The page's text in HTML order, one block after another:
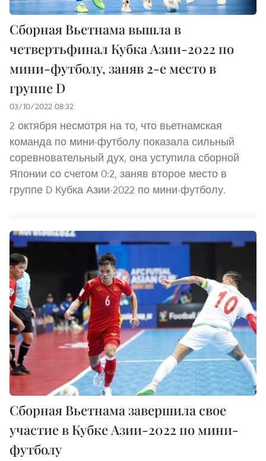
Сборная Вьетнама вышла в
четвертьфинал Кубка Азии-2022 по
мини-футболу, заняв 2-е место в
группе D
03/10/2022 08:32
2 октября несмотря на то, что вьетнамская
команда по мини-футболу показала сильный
соревновательный дух, она уступила сборной
Японии со счетом 0:2, заняв второе место в
группе D Кубка Азии-2022 по мини-футболу.
Сборная Вьетнама завершила свое
участие в Кубке Азии-2022 по мини-
футболу